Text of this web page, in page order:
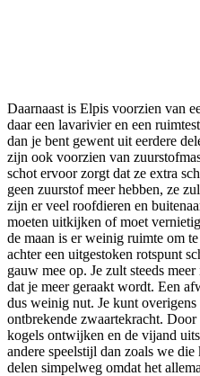
Daarnaast is Elpis voorzien van
daar een lavarivier en een
dan je bent gewent uit eerdere
zijn ook voorzien van
schot ervoor zorgt dat ze extra
geen zuurstof meer hebben, ze
zijn er veel roofdieren en
moeten uitkijken of moet
de maan is er weinig ruimte om
achter een uitgestoken rotspunt
gauw mee op. Je zult steeds
dat je meer geraakt wordt. Een
dus weinig nut. Je kunt
ontbrekende zwaartekracht.
kogels ontwijken en de vijand
andere speelstijl dan zoals we
delen simpelweg omdat het